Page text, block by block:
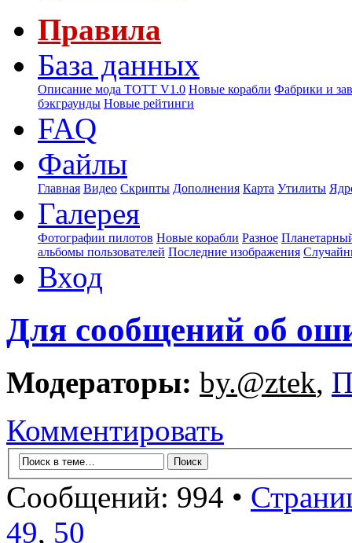
Правила
База данных
Описание мода ТОТТ V1.0 Новые корабли Фабрики и
бэкграунды Новые рейтинги
FAQ
Файлы
Главная Видео Скрипты Дополнения Карта Утилиты
Галерея
Фотографии пилотов Новые корабли Разное
альбомы пользователей Последние изображения
Вход
Для сообщений об
Модераторы: by.@ztek,
Комментировать
Сообщений: 994 •
49, 50